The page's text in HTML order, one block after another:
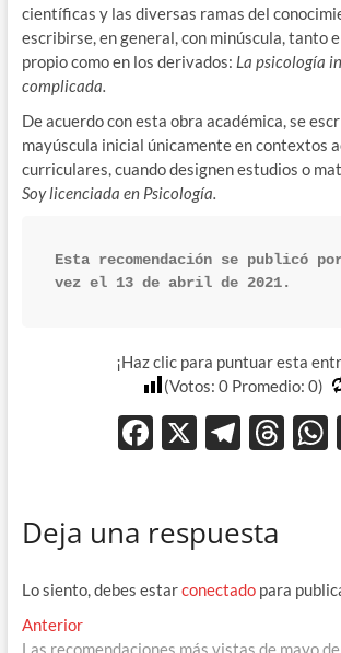
científicas y las diversas ramas del
escribirse, en general, con minúscula, tanto
propio como en los derivados: La psicología
complicada.
De acuerdo con esta obra académica, se
mayúscula inicial únicamente en contextos
curriculares, cuando designen estudios o
Soy licenciada en Psicología.
Esta recomendación se publicó
vez el 13 de abril de 2021.
¡Haz clic para puntuar esta
(Votos: 0Promedio: 0)
F
b
o
k
X T
gr
m
T
ds
Deja una respuesta
Lo siento, debes estarconectadopara
Navegación
AnteriorEntrada
anterior:
Las recomendaciones más vistas de mayo